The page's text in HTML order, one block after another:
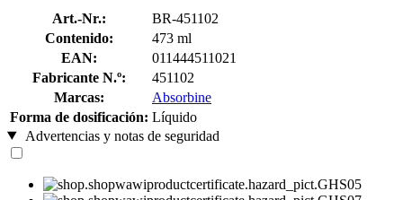
Art.-Nr.:
BR-451102
Contenido:
473 ml
EAN:
011444511021
Fabricante N.º:
451102
Marcas:
Absorbine
Forma de dosificación: Líquido
Advertencias y notas de seguridad